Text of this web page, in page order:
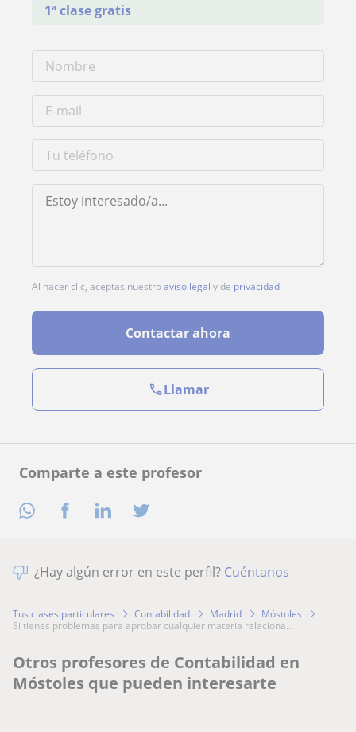
Comparte a este profesor
1ª clase gratis
Al hacer clic, aceptas nuestroaviso legal y de privacidad
Contactar ahora
Llamar
¿Hay algún error en este perfil? Cuéntanos
Tus clases particulares Contabilidad Madrid
Móstoles
si tienes problemas para aprobar cualquier materia relaciona...
Otros profesores de Contabilidad en
Móstoles que pueden interesarte